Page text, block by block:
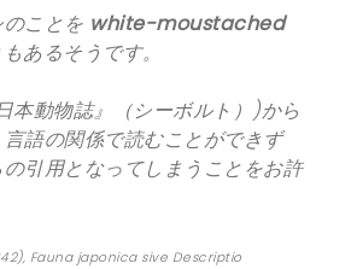
ことを white-moustached
あるそうです。
本動物誌』（シーボルト）)から
言語の関係で読むことができず
引用となってしまうことをお許
Fauna japonica sive Descriptio